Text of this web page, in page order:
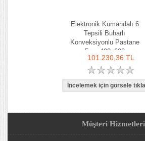
Elektronik Kumandalı 6
Tepsili Buharlı
Konveksiyonlu Pastane
Fırın 400x600
101.230,36 TL
Müşteri Hizmetleri